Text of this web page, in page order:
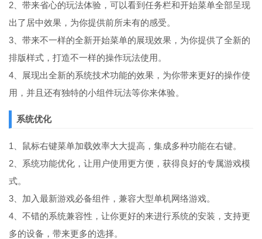
2、带来省心的玩法体验，可以看到任务栏和开始菜单全部呈现
出了居中效果，为你提供前所未有的感受。
3、带来不一样的全新开始菜单的展现效果，为你提供了全新的
排版样式，打造不一样的操作玩法使用。
4、展现出全新的系统技术功能的效果，为你带来更好的操作使
用，并且还有独特的小组件玩法等你来体验。
系统优化
1、鼠标右键菜单加载效率大大提高，集成多种功能在右键。
2、系统功能优化，让用户使用更方便，获得良好的专属游戏模
式。
3、加入最新游戏必备组件，兼容大型单机网络游戏。
4、不错的系统兼容性，让你更好的来进行系统的安装，支持更
多的设备，带来更多的选择。